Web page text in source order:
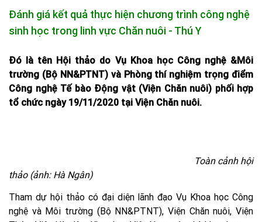
Đánh giá kết quả thực hiện chương trình công nghệ
sinh học trong linh vực Chăn nuôi - Thú Y
Đó là tên Hội thảo do Vụ Khoa học Công nghệ &Môi
trường (Bộ NN&PTNT) và Phòng thí nghiệm trọng điểm
Công nghệ Tế bào Động vật (Viện Chăn nuôi) phối hợp
tổ chức ngày 19/11/2020 tại Viện Chăn nuôi.
Toàn cảnh hội
thảo (ảnh: Hà Ngân)
Tham dự hội thảo có đại diện lãnh đạo Vụ Khoa học Công
nghệ và Môi trường (Bộ NN&PTNT), Viện Chăn nuôi, Viện